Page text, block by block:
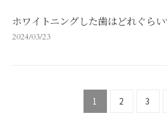
ホワイトニングした歯はどれぐら
2024/03/23
1 2 3